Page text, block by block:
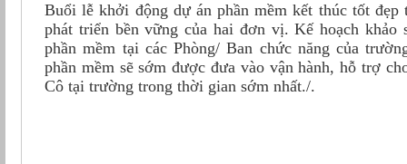
Buổi lễ khởi động dự án phần mềm kết thúc tốt đẹp
phát triển bền vững của hai đơn vị. Kế hoạch khảo
phần mềm tại các Phòng/ Ban chức năng của
phần mềm sẽ sớm được đưa vào vận hành, hỗ trợ
Cô tại trường trong thời gian sớm nhất./.